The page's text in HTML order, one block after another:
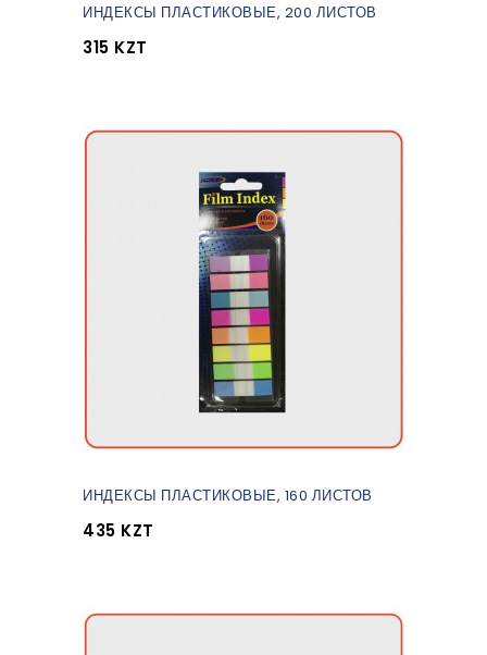
ИНДЕКСЫ ПЛАСТИКОВЫЕ, 200 ЛИСТОВ
315 KZT
ИНДЕКСЫ ПЛАСТИКОВЫЕ, 160 ЛИСТОВ
435 KZT